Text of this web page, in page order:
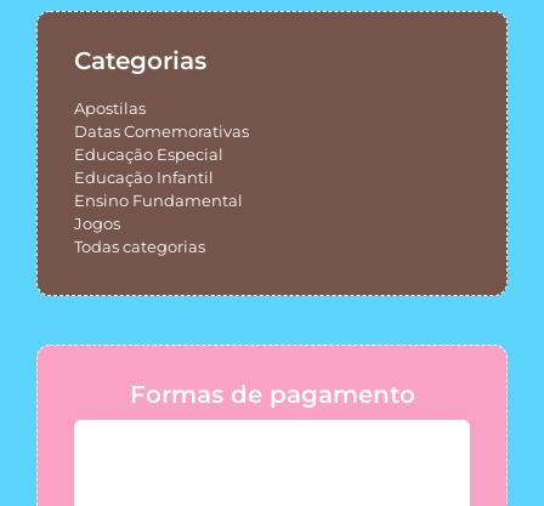
Categorias
Apostilas
Datas Comemorativas
Educação Especial
Educação Infantil
Ensino Fundamental
Jogos
Todas categorias
Formas de pagamento